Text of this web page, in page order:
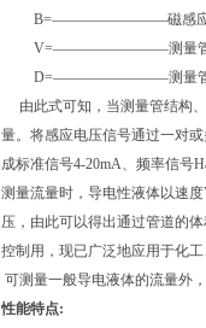
B=————————磁感应
V=————————测量管道
D=————————测量管道
由此式可知，当测量管结构
量。将感应电压信号通过一对
成标准信号4-20mA、频率信号
测量流量时，导电性液体以速
压，由此可以得出通过管道的
控制用，现已广泛地应用于化
可测量一般导电液体的流量外
性能特点: